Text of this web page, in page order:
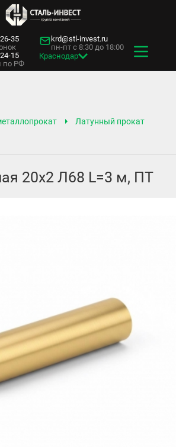
35
15
по РФ
krd@stl-invest.ru
пн-пт с 8:30 до 18:00
Краснодар
Латунный прокат
20х2 Л68 L=3 м, ПТ